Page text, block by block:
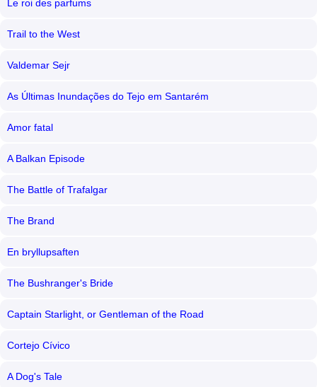
Le roi des parfums
Trail to the West
Valdemar Sejr
As Últimas Inundações do Tejo em Santarém
Amor fatal
A Balkan Episode
The Battle of Trafalgar
The Brand
En bryllupsaften
The Bushranger's Bride
Captain Starlight, or Gentleman of the Road
Cortejo Cívico
A Dog's Tale